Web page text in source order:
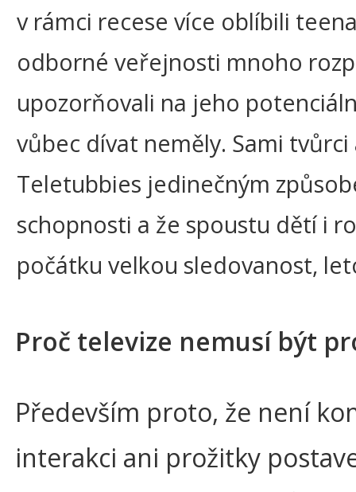
v rámci recese více oblíbili
odborné veřejnosti mnoho
upozorňovali na jeho
vůbec dívat neměly. Sami
Teletubbies jedinečným
schopnosti a že spoustu dětí i
počátku velkou sledovanost,
Proč televize nemusí být
Především proto, že není
interakci ani prožitky